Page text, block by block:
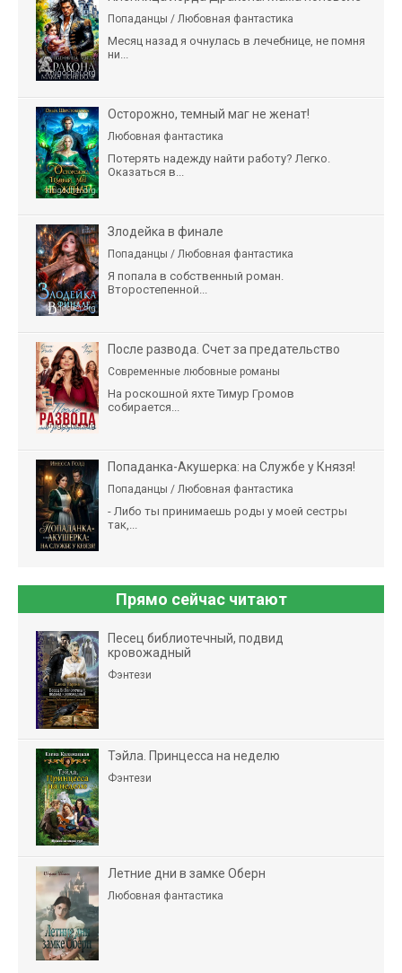
Попаданцы / Любовная фантастика
Месяц назад я очнулась в лечебнице, не помня
ни...
Осторожно, темный маг не женат!
Любовная фантастика
Потерять надежду найти работу? Легко.
Оказаться в...
Злодейка в финале
Попаданцы / Любовная фантастика
Я попала в собственный роман.
Второстепенной...
После развода. Счет за предательство
Современные любовные романы
На роскошной яхте Тимур Громов
собирается...
Попаданка-Акушерка: на Службе у Князя!
Попаданцы / Любовная фантастика
- Либо ты принимаешь роды у моей сестры
так,...
Прямо сейчас читают
Песец библиотечный, подвид
кровожадный
Фэнтези
Тэйла. Принцесса на неделю
Фэнтези
Летние дни в замке Оберн
Любовная фантастика